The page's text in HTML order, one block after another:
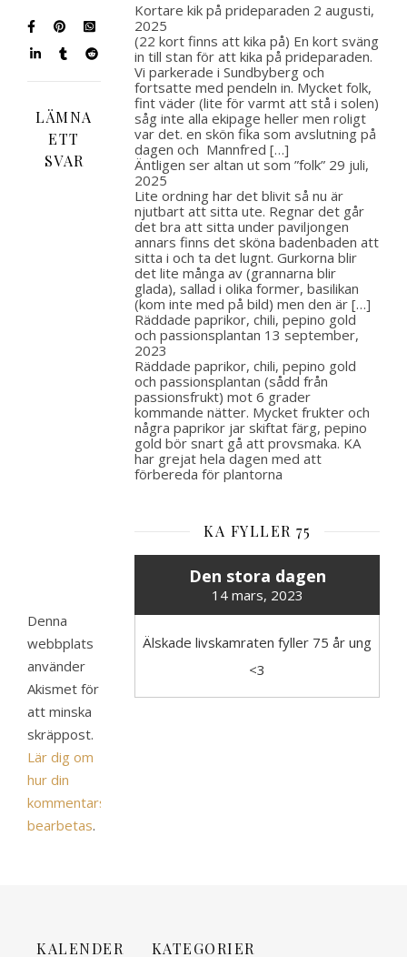
LÄMNA
ETT
SVAR
Denna
webbplats
använder
Akismet för
att minska
skräppost.
Lär dig om
hur din
kommentarsdata
bearbetas.
Kortare kik på prideparaden 2 augusti,
2025
(22 kort finns att kika på) En kort sväng
in till stan för att kika på prideparaden.
Vi parkerade i Sundbyberg och
fortsatte med pendeln in. Mycket folk,
fint väder (lite för varmt att stå i solen)
såg inte alla ekipage heller men roligt
var det. en skön fika som avslutning på
dagen och Mannfred […]
Äntligen ser altan ut som ”folk” 29 juli,
2025
Lite ordning har det blivit så nu är
njutbart att sitta ute. Regnar det går
det bra att sitta under paviljongen
annars finns det sköna badenbaden att
sitta i och ta det lugnt. Gurkorna blir
det lite många av (grannarna blir
glada), sallad i olika former, basilikan
(kom inte med på bild) men den är […]
Räddade paprikor, chili, pepino gold
och passionsplantan 13 september,
2023
Räddade paprikor, chili, pepino gold
och passionsplantan (sådd från
passionsfrukt) mot 6 grader
kommande nätter. Mycket frukter och
några paprikor jar skiftat färg, pepino
gold bör snart gå att provsmaka. KA
har grejat hela dagen med att
förbereda för plantorna
KA FYLLER 75
Den stora dagen
14 mars, 2023
Älskade livskamraten fyller 75 år ung
<3
KALENDER KATEGORIER